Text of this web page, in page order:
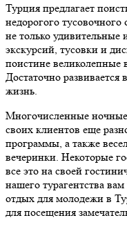
Турция предлагает
недорогого
не только удивительные
экскурсий, тусовки и
поистине великолепные
Достаточно развивается
жизнь.
Многочисленные
своих клиентов еще
программы, а также
вечеринки. Некоторые
все это на своей
нашего турагентства
отдых для молодежи в
для посещения